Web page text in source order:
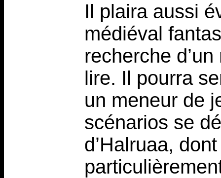
Il plaira aussi
médiéval
recherche
lire. Il pourra
un meneur de
scénarios se
d’Halruaa,